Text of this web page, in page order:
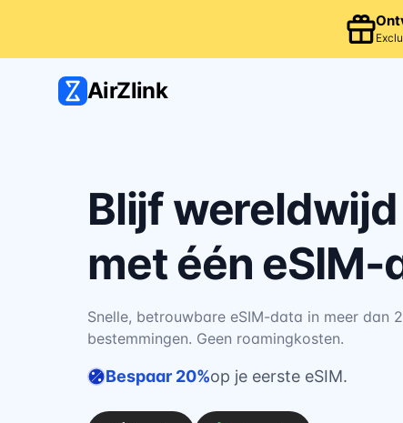
AirZlink
Blijf
met één eSIM-
Snelle, betrouwbare eSIM-data in meer dan
bestemmingen. Geen roamingkosten.
Bespaar 20%op je eerste eSIM.